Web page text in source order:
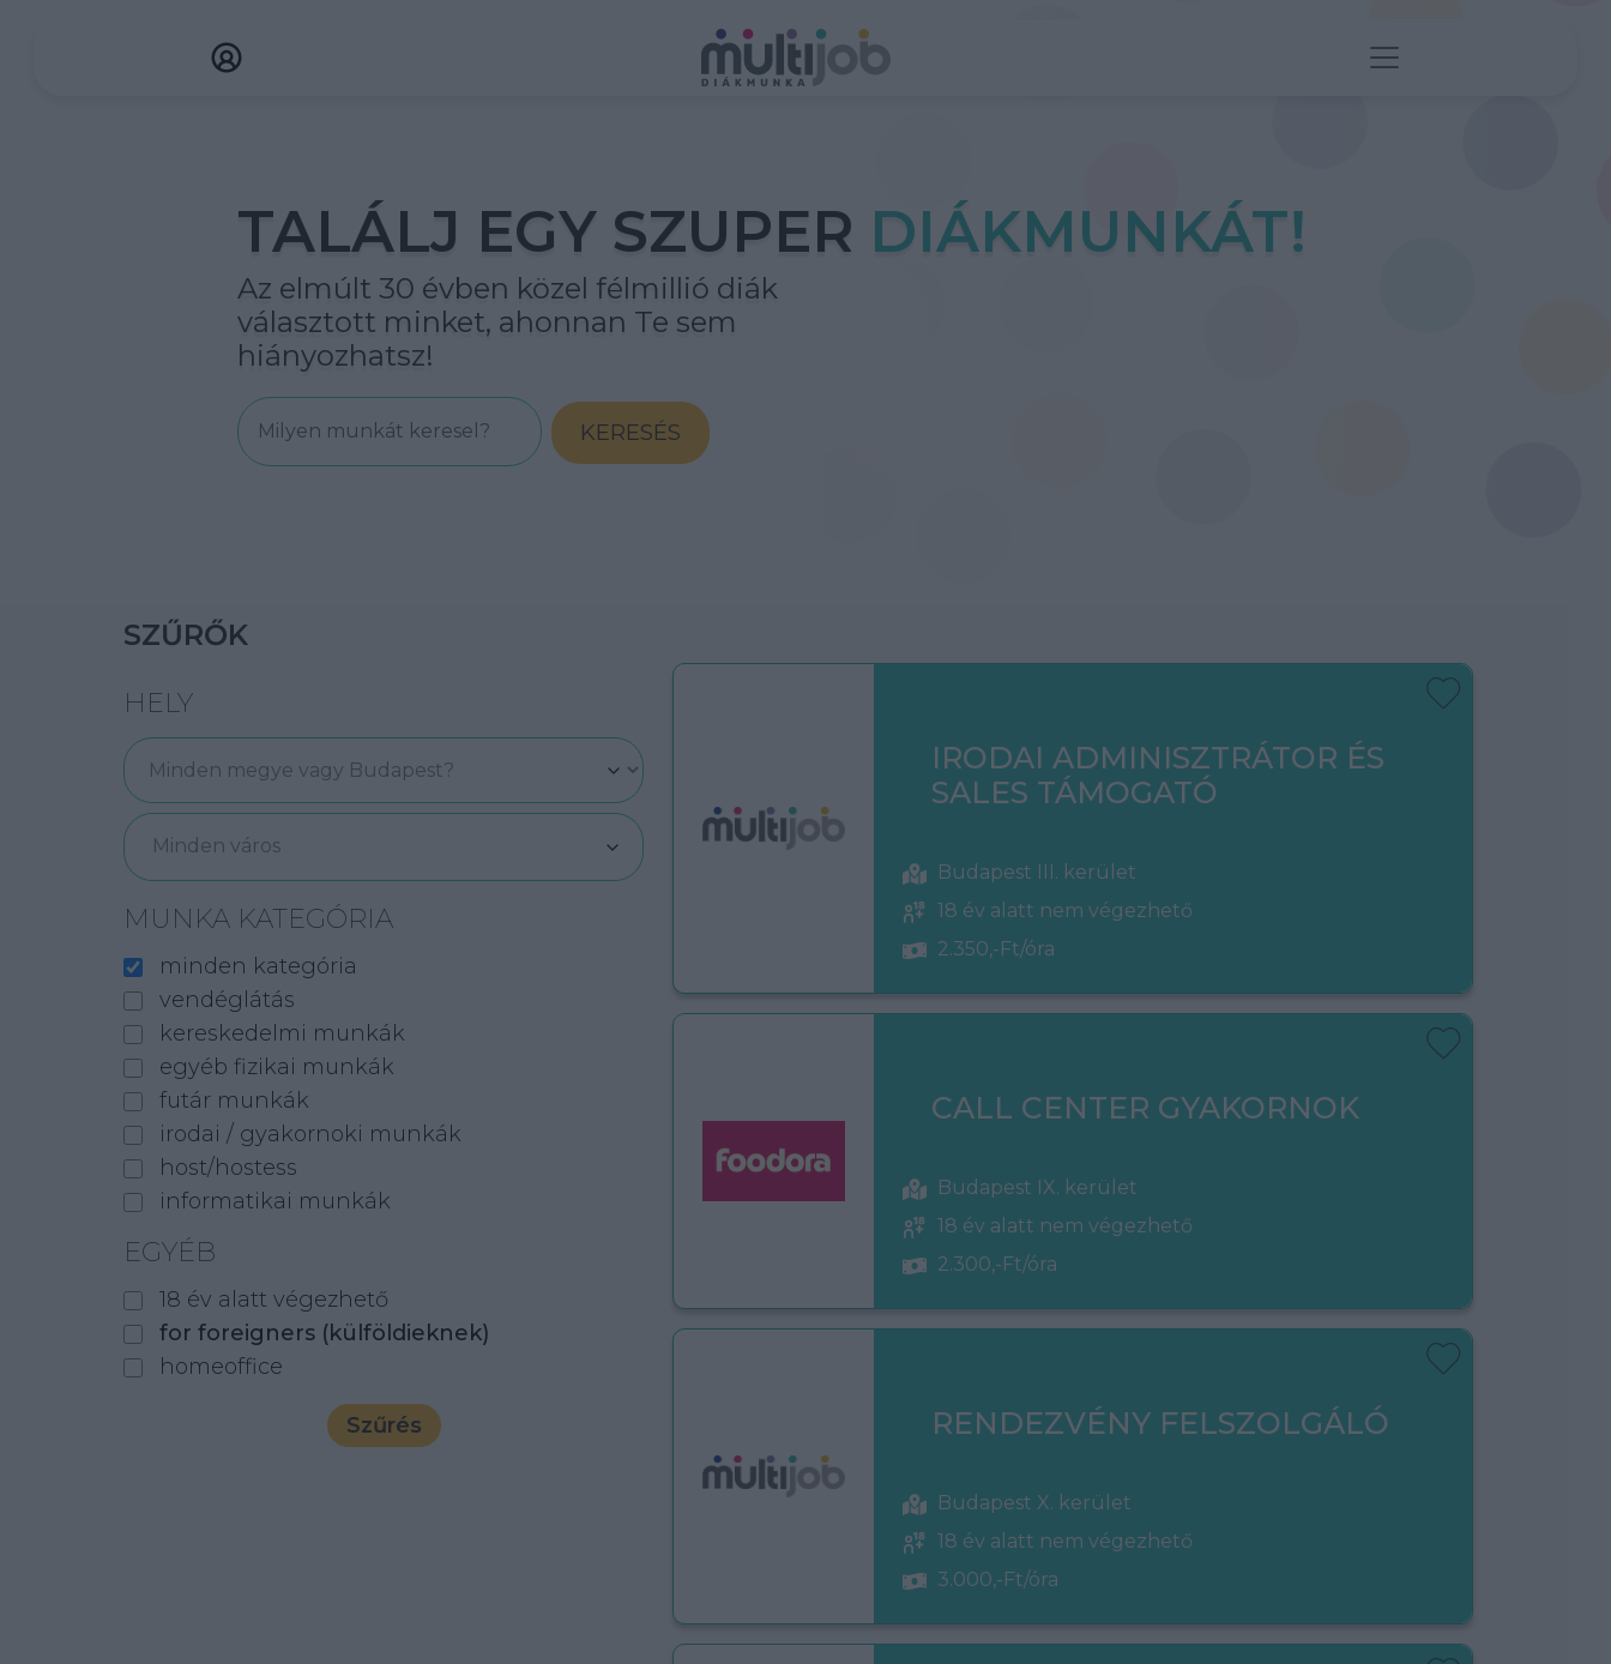
TALÁLJ EGY SZUPER DIÁKMUNKÁT!
Az elmúlt 30 évben közel félmillió diák
választott minket, ahonnan Te sem
hiányozhatsz!
KERESÉS
IRODAI ADMINISZTRÁTOR ÉS
SALES TÁMOGATÓ
Budapest III. kerület
18 év alatt nem végezhető
2.350,-Ft/óra
CALL CENTER GYAKORNOK
Budapest IX. kerület
18 év alatt nem végezhető
2.300,-Ft/óra
RENDEZVÉNY FELSZOLGÁLÓ
Budapest X. kerület
18 év alatt nem végezhető
3.000,-Ft/óra
SZŰRŐK
HELY
Minden város
MUNKA KATEGÓRIA
minden kategória
vendéglátás
kereskedelmi munkák
egyéb fizikai munkák
futár munkák
irodai / gyakornoki munkák
host/hostess
informatikai munkák
EGYÉB
18 év alatt végezhető
for foreigners (külföldieknek)
homeoffice
Szűrés